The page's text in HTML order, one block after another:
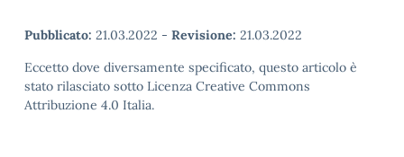
Pubblicato: 21.03.2022 - Revisione: 21.03.2022
Eccetto dove diversamente specificato, questo articolo è
stato rilasciato sotto Licenza Creative Commons
Attribuzione 4.0 Italia.